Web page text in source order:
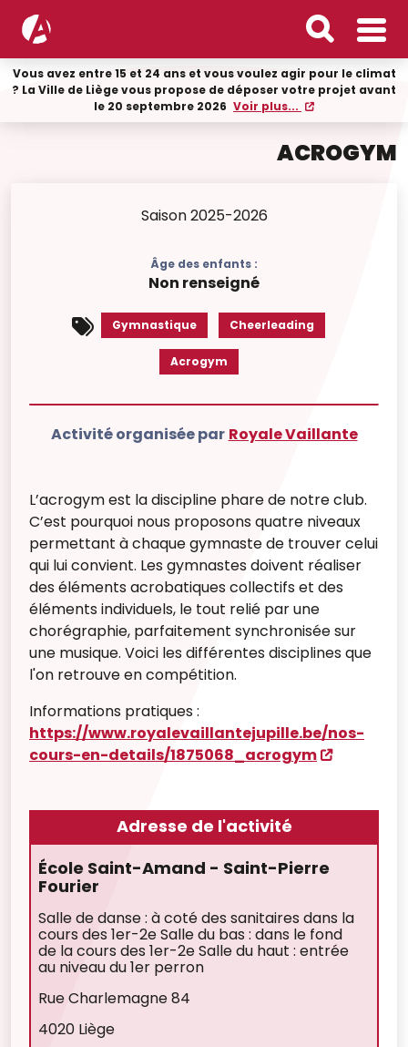
Vous avez entre 15 et 24 ans et vous voulez agir pour le climat
? La Ville de Liège vous propose de déposer votre projet avant
le 20 septembre 2026 Voir plus...
ACROGYM
Saison 2025-2026
Âge des enfants :
Non renseigné
Gymnastique Cheerleading
Acrogym
Activité organisée par Royale Vaillante
L’acrogym est la discipline phare de notre club.
C’est pourquoi nous proposons quatre niveaux
permettant à chaque gymnaste de trouver celui
qui lui convient. Les gymnastes doivent réaliser
des éléments acrobatiques collectifs et des
éléments individuels, le tout relié par une
chorégraphie, parfaitement synchronisée sur
une musique. Voici les différentes disciplines que
l'on retrouve en compétition.
Informations pratiques :
https://www.royalevaillantejupille.be/nos-
cours-en-details/1875068_acrogym
Adresse de l'activité
École Saint-Amand - Saint-Pierre
Fourier
Salle de danse : à coté des sanitaires dans la
cours des 1er-2e Salle du bas : dans le fond
de la cours des 1er-2e Salle du haut : entrée
au niveau du 1er perron
Rue Charlemagne 84
4020 Liège